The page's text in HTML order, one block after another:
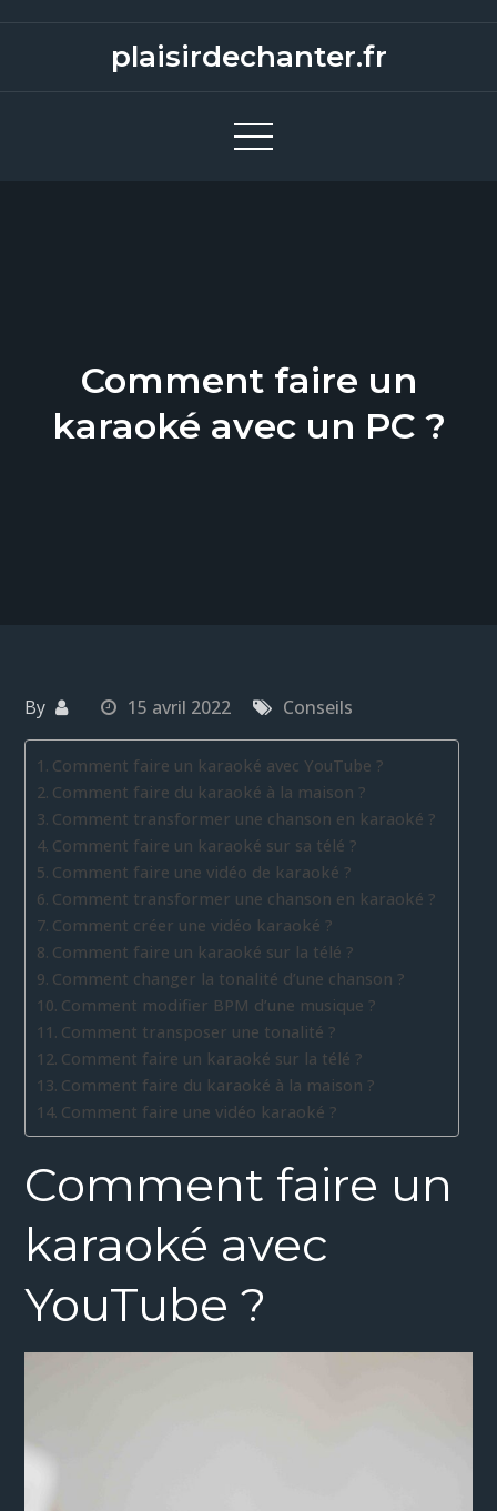
plaisirdechanter.fr
Comment faire un
karaoké avec un PC ?
By 15 avril 2022 Conseils
Comment faire un karaoké avec YouTube ?
Comment faire du karaoké à la maison ?
Comment transformer une chanson en karaoké ?
Comment faire un karaoké sur sa télé ?
Comment faire une vidéo de karaoké ?
Comment transformer une chanson en karaoké ?
Comment créer une vidéo karaoké ?
Comment faire un karaoké sur la télé ?
Comment changer la tonalité d’une chanson ?
Comment modifier BPM d’une musique ?
Comment transposer une tonalité ?
Comment faire un karaoké sur la télé ?
Comment faire du karaoké à la maison ?
Comment faire une vidéo karaoké ?
Comment faire un
karaoké avec
YouTube ?